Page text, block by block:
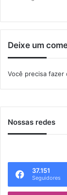
n
a
e
a
r
o
e
t
a
Deixe um
Você precisa fazer
Nossas redes
37.151
Seguidores